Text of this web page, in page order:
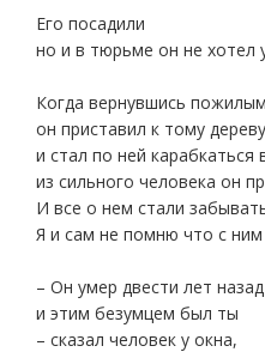
Его посадили
но и в тюрьме он не хотел
Когда вернувшись
он приставил к тому
и стал по ней карабкаться
из сильного человека он
И все о нем стали
Я и сам не помню что с ним
– Он умер двести лет назад
и этим безумцем был ты
– сказал человек у окна,